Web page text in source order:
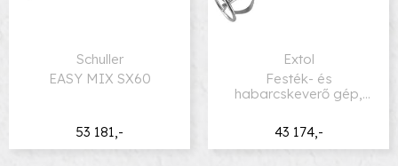
53 181,-
Schuller
EASY MIX SX60
43 174,-
Extol
Festék- és
habarcskeverő gép,